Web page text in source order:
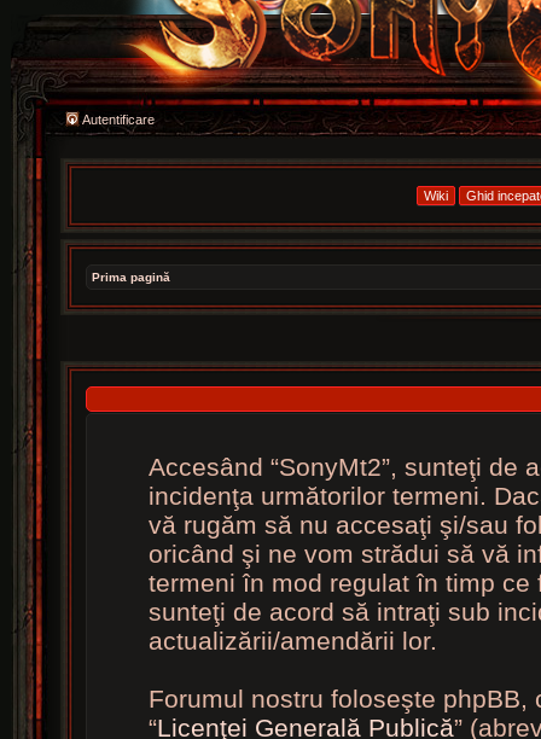
Autentificare
Prima pagină
Accesând “SonyMt2”, sunteţi de
incidenţa următorilor termeni.
vă rugăm să nu accesaţi şi/sau
oricând şi ne vom strădui să vă
termeni în mod regulat în timp ce
sunteţi de acord să intraţi sub
actualizării/amendării lor.
Forumul nostru foloseşte
“Licenţei Generală Publică”